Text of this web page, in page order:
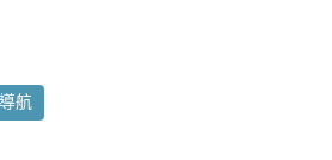
航